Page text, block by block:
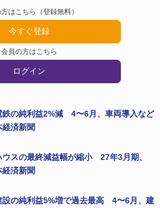
はこちら（登録無料）
今すぐ登録
会員の方はこちら
ログイン
鉄の純利益2%減 4〜6月、車両導入など
済新聞
ウスの最終減益幅が縮小 27年3月期、
経済新聞
設の純利益5%増で過去最高 4〜6月、建